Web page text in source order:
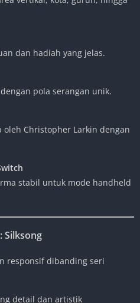
dan hadiah yang jelas.
pola serangan unik.
Christopher Larkin dengan
stabil untuk mode handheld
Silksong
responsif dibanding seri
detail dan artistik